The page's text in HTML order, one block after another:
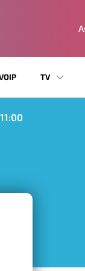
TV
11:00